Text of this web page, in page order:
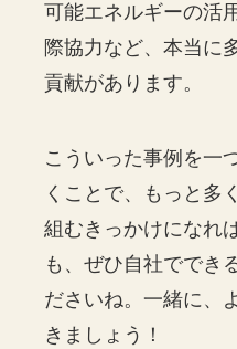
可能エネルギーの活
際協力など、本当に
貢献があります。
こういった事例を一
くことで、もっと多
組むきっかけになれ
も、ぜひ自社ででき
ださいね。一緒に、
きましょう！